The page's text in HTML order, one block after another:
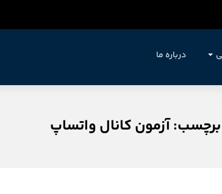
درباره ما
برچسب: آزمون کانال واتساپ